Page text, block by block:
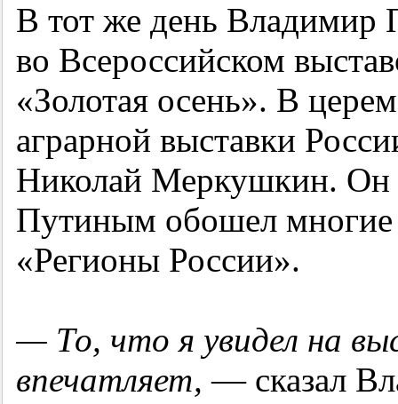
В тот же день Владимир
во Всероссийском
«Золотая осень». В
аграрной выставки
Николай Меркушкин. Он
Путиным обошел многие
«Регионы России».
— То, что я увидел на
впечатляет, — сказал